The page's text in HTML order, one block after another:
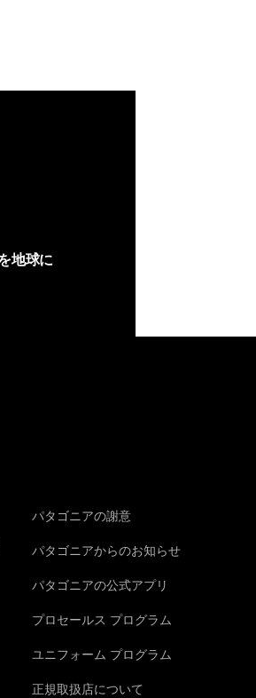
地球に
パタゴニアの謝意
パタゴニアからのお知らせ
パタゴニアの公式アプリ
プロセールス プログラム
ユニフォーム プログラム
正規取扱店について